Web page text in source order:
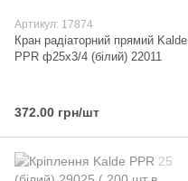
Артикул: 17874
Кран радіаторний прямий Kalde
PPR ф25x3/4 (білий) 22011
372.00 грн/шт